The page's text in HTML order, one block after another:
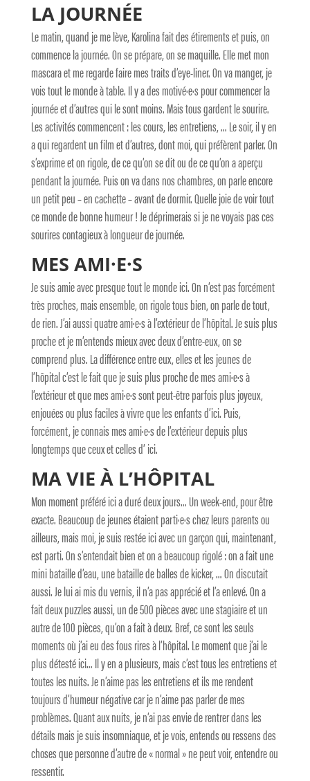
LA JOURNÉE
Le matin, quand je me lève, Karolina fait des étirements et puis, on
commence la journée. On se prépare, on se maquille. Elle met mon
mascara et me regarde faire mes traits d’eye-liner. On va manger, je
vois tout le monde à table. Il y a des motivé·e·s pour commencer la
journée et d’autres qui le sont moins. Mais tous gardent le sourire.
Les activités commencent : les cours, les entretiens, … Le soir, il y en
a qui regardent un film et d’autres, dont moi, qui préfèrent parler. On
s’exprime et on rigole, de ce qu’on se dit ou de ce qu’on a aperçu
pendant la journée. Puis on va dans nos chambres, on parle encore
un petit peu – en cachette – avant de dormir. Quelle joie de voir tout
ce monde de bonne humeur ! Je déprimerais si je ne voyais pas ces
sourires contagieux à longueur de journée.
MES AMI·E·S
Je suis amie avec presque tout le monde ici. On n’est pas forcément
très proches, mais ensemble, on rigole tous bien, on parle de tout,
de rien. J’ai aussi quatre ami·e·s à l’extérieur de l’hôpital. Je suis plus
proche et je m’entends mieux avec deux d’entre-eux, on se
comprend plus. La différence entre eux, elles et les jeunes de
l’hôpital c’est le fait que je suis plus proche de mes ami·e·s à
l’extérieur et que mes ami·e·s sont peut-être parfois plus joyeux,
enjouées ou plus faciles à vivre que les enfants d’ici. Puis,
forcément, je connais mes ami·e·s de l’extérieur depuis plus
longtemps que ceux et celles d’ ici.
MA VIE À L’HÔPITAL
Mon moment préféré ici a duré deux jours… Un week-end, pour être
exacte. Beaucoup de jeunes étaient parti·e·s chez leurs parents ou
ailleurs, mais moi, je suis restée ici avec un garçon qui, maintenant,
est parti. On s’entendait bien et on a beaucoup rigolé : on a fait une
mini bataille d’eau, une bataille de balles de kicker, … On discutait
aussi. Je lui ai mis du vernis, il n’a pas apprécié et l’a enlevé. On a
fait deux puzzles aussi, un de 500 pièces avec une stagiaire et un
autre de 100 pièces, qu’on a fait à deux. Bref, ce sont les seuls
moments où j’ai eu des fous rires à l’hôpital. Le moment que j’ai le
plus détesté ici… Il y en a plusieurs, mais c’est tous les entretiens et
toutes les nuits. Je n’aime pas les entretiens et ils me rendent
toujours d’humeur négative car je n’aime pas parler de mes
problèmes. Quant aux nuits, je n’ai pas envie de rentrer dans les
détails mais je suis insomniaque, et je vois, entends ou ressens des
choses que personne d’autre de « normal » ne peut voir, entendre ou
ressentir.